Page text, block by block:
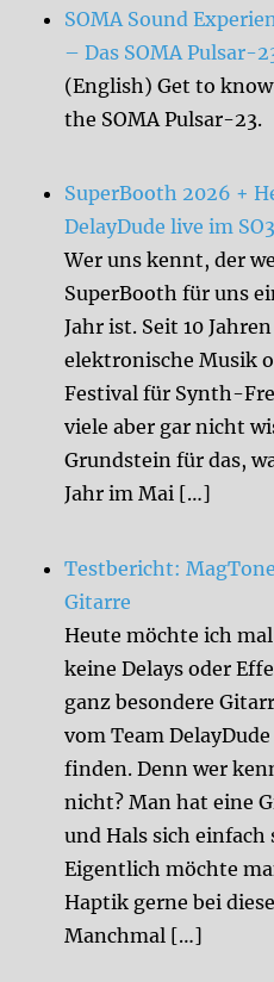
SOMA Sound
– Das SOMA Pulsar-
(English) Get to
the SOMA Pulsar-23.
SuperBooth 2026 +
DelayDude live im
Wer uns kennt, der
SuperBooth für uns
Jahr ist. Seit 10
elektronische Musik
Festival für Synth-
viele aber gar nicht
Grundstein für das,
Jahr im Mai […]
Testbericht:
Gitarre
Heute möchte ich
keine Delays oder
ganz besondere
vom Team
finden. Denn wer
nicht? Man hat eine
und Hals sich einfach
Eigentlich möchte
Haptik gerne bei
Manchmal […]